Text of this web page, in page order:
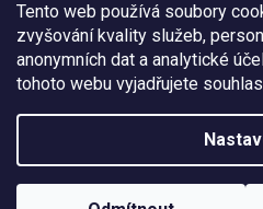
Tento web používá soubory
zvyšování kvality služeb,
anonymních dat a analytické
tohoto webu vyjadřujete